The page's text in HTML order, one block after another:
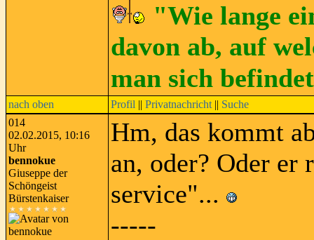
"Wie lange
davon ab, auf
man sich
nach oben Profil || Privatnachricht || Suche
014
02.02.2015, 10:16
Uhr
bennokue
Giuseppe der
Schöngeist
Bürstenkaiser
Hm, das kommt
an, oder? Oder
service"...
-----